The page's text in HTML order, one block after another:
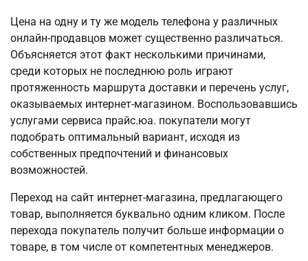
Цена на одну и ту же модель телефона у различных
онлайн-продавцов может существенно различаться.
Объясняется этот факт несколькими причинами,
среди которых не последнюю роль играют
протяженность маршрута доставки и перечень услуг,
оказываемых интернет-магазином. Воспользовавшись
услугами сервиса прайс.юа. покупатели могут
подобрать оптимальный вариант, исходя из
собственных предпочтений и финансовых
возможностей.
Переход на сайт интернет-магазина, предлагающего
товар, выполняется буквально одним кликом. После
перехода покупатель получит больше информации о
товаре, в том числе от компетентных менеджеров.